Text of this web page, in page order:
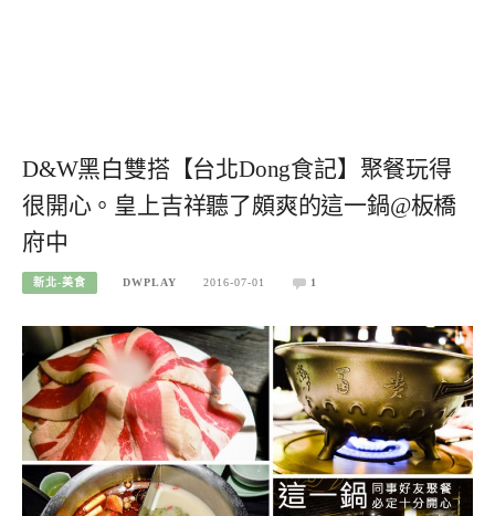
D&W黑白雙搭【台北Dong食記】聚餐玩得
很開心。皇上吉祥聽了頗爽的這一鍋@板橋
府中
新北-美食 DWPLAY 2016-07-01 1